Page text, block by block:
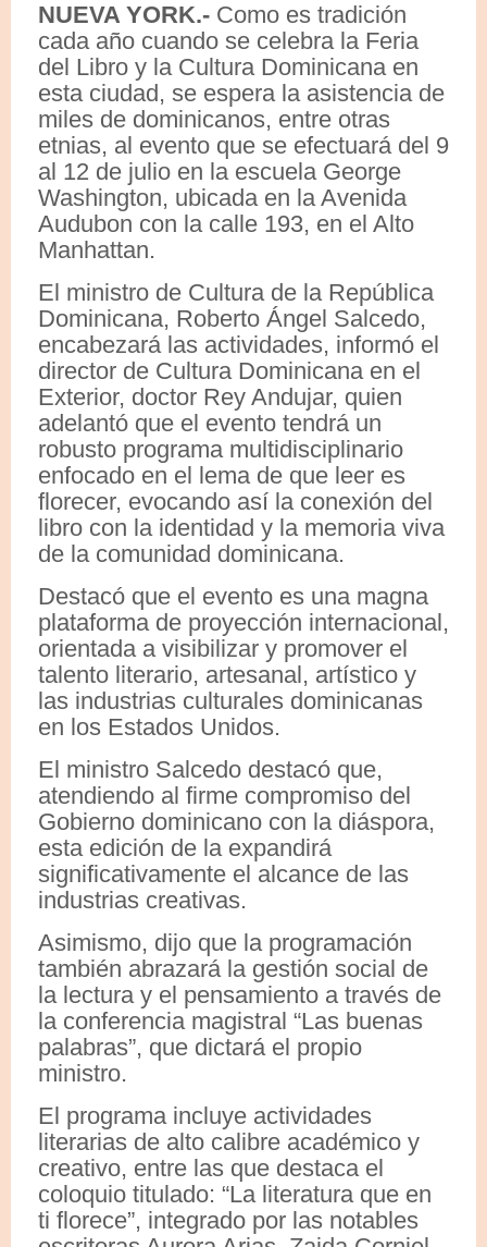
NUEVA YORK.- Como es tradición
cada año cuando se celebra la Feria
del Libro y la Cultura Dominicana en
esta ciudad, se espera la asistencia de
miles de dominicanos, entre otras
etnias, al evento que se efectuará del 9
al 12 de julio en la escuela George
Washington, ubicada en la Avenida
Audubon con la calle 193, en el Alto
Manhattan.
El ministro de Cultura de la República
Dominicana, Roberto Ángel Salcedo,
encabezará las actividades, informó el
director de Cultura Dominicana en el
Exterior, doctor Rey Andujar, quien
adelantó que el evento tendrá un
robusto programa multidisciplinario
enfocado en el lema de que leer es
florecer, evocando así la conexión del
libro con la identidad y la memoria viva
de la comunidad dominicana.
Destacó que el evento es una magna
plataforma de proyección internacional,
orientada a visibilizar y promover el
talento literario, artesanal, artístico y
las industrias culturales dominicanas
en los Estados Unidos.
El ministro Salcedo destacó que,
atendiendo al firme compromiso del
Gobierno dominicano con la diáspora,
esta edición de la expandirá
significativamente el alcance de las
industrias creativas.
Asimismo, dijo que la programación
también abrazará la gestión social de
la lectura y el pensamiento a través de
la conferencia magistral “Las buenas
palabras”, que dictará el propio
ministro.
El programa incluye actividades
literarias de alto calibre académico y
creativo, entre las que destaca el
coloquio titulado: “La literatura que en
ti florece”, integrado por las notables